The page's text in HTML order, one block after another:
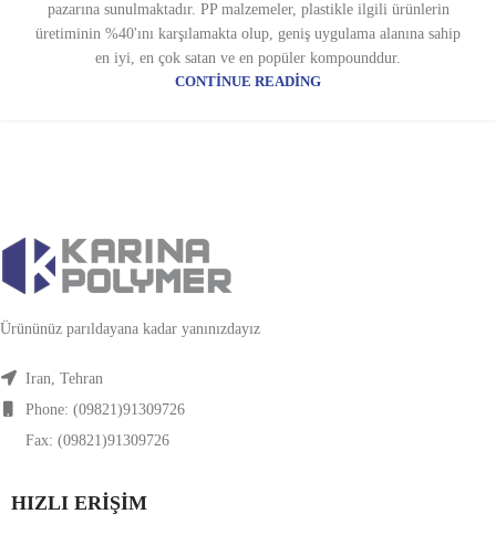
pazarına sunulmaktadır. PP malzemeler, plastikle ilgili ürünlerin
üretiminin %40'ını karşılamakta olup, geniş uygulama alanına sahip
en iyi, en çok satan ve en popüler kompounddur.
CONTINUE READING
Ürününüz parıldayana kadar yanınızdayız
Iran, Tehran
Phone: (09821)91309726
Fax: (09821)91309726
HIZLI ERIŞIM